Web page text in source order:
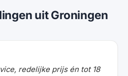
uit Groningen
redelijke prijs én tot 18